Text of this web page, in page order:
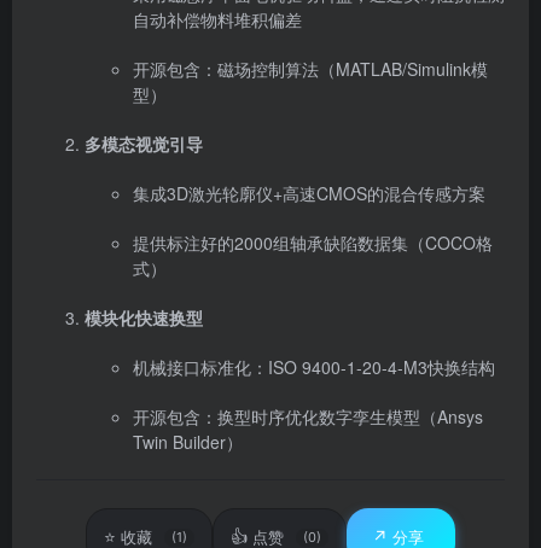
自动补偿物料堆积偏差
开源包含：磁场控制算法（MATLAB/Simulink模
型）
多模态视觉引导
集成3D激光轮廓仪+高速CMOS的混合传感方案
提供标注好的2000组轴承缺陷数据集（COCO格
式）
模块化快速换型
机械接口标准化：ISO 9400-1-20-4-M3快换结构
开源包含：换型时序优化数字孪生模型（Ansys
Twin Builder）
⭐ 收藏 (1) 👍 点赞 (0) ↗️ 分享